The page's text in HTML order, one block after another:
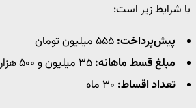
با شرایط زیر است:
پیش‌پرداخت:
مبلغ قسط ماهانه:
تعداد اقساط: